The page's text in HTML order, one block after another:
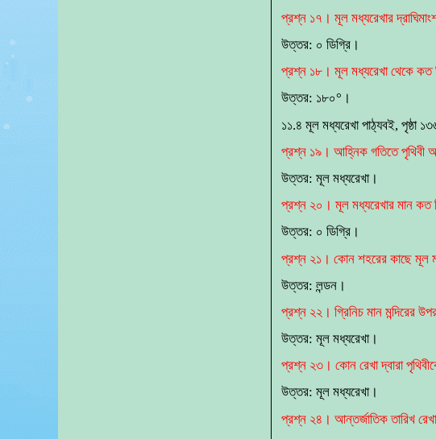
প্রশ্ন ১৭। মূল মধ্যরেখার
উত্তর: ০ ডিগ্রি।
প্রশ্ন ১৮। মূল মধ্যরেখা থেকে কত
উত্তর: ১৮০°।
১১.৪ মূল মধ্যরেখা পাঠ্যবই, পৃষ্ঠা
প্রশ্ন ১৯। আহ্নিক গতিতে পৃথিবী
উত্তর: মূল মধ্যরেখা।
প্রশ্ন ২০। মূল মধ্যরেখার মান কত
উত্তর: ০ ডিগ্রি।
প্রশ্ন ২১। কোন শহরের কাছে মূল
উত্তর: লন্ডন।
প্রশ্ন ২২। গ্রিনিচ মান মন্দিরের
উত্তর: মূল মধ্যরেখা।
প্রশ্ন ২৩। কোন রেখা দ্বারা
উত্তর: মূল মধ্যরেখা।
প্রশ্ন ২৪। আন্তর্জাতিক তারিখ